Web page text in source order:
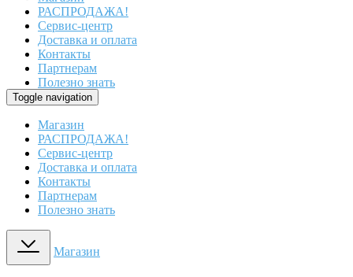
РАСПРОДАЖА!
Сервис-центр
Доставка и оплата
Контакты
Партнерам
Полезно знать
Toggle navigation
Магазин
РАСПРОДАЖА!
Сервис-центр
Доставка и оплата
Контакты
Партнерам
Полезно знать
Магазин